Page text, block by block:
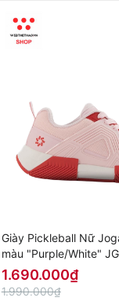
Giày Pickleball Nữ
màu "Purple/White"
Hàng Chính Hãng
1.690.000₫
1.990.000₫